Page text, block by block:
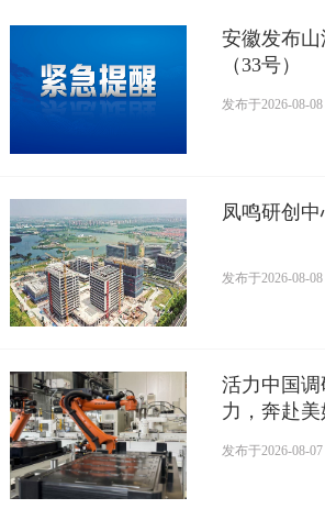
安徽发布
（33号）
发布于2026-08-
凤鸣研创
发布于2026-08-
活力中国调
力，奔赴
发布于2026-08-